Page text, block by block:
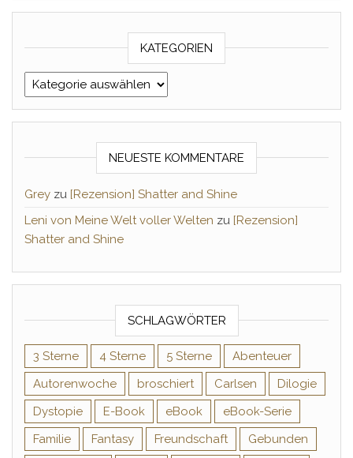
KATEGORIEN
Kategorien
NEUESTE KOMMENTARE
Grey zu [Rezension] Shatter and Shine
Leni von Meine Welt voller Welten zu [Rezension]
Shatter and Shine
SCHLAGWÖRTER
3 Sterne 4 Sterne 5 Sterne
Abenteuer
Autorenwoche
broschiert Carlsen
Dilogie
Dystopie
E-Book eBook
eBook-Serie
Familie
Fantasy Freundschaft
Gebunden